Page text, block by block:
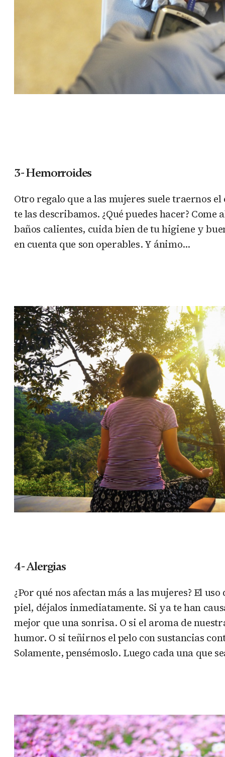
3- Hemorroides
Otro regalo que a las mujeres suele traernos
te las describamos. ¿Qué puedes hacer?
baños calientes, cuida bien de tu higiene y
en cuenta que son operables. Y ánimo…
4- Alergias
¿Por qué nos afectan más a las mujeres? El
piel, déjalos inmediatamente. Si ya te han
mejor que una sonrisa. O si el aroma de
humor. O si teñirnos el pelo con sustancias
Solamente, pensémoslo. Luego cada una que